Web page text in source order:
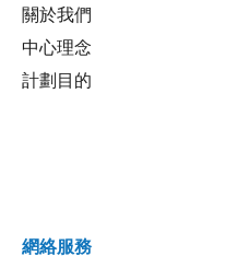
關於我們
中心理念
計劃目的
網絡服務